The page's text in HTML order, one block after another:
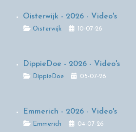
Oisterwijk - 2026 - Video's
DetailsOisterwijk 10-07-26
DippieDoe - 2026 - Video's
DetailsDippieDoe 05-07-26
Emmerich - 2026 - Video's
DetailsEmmerich 04-07-26